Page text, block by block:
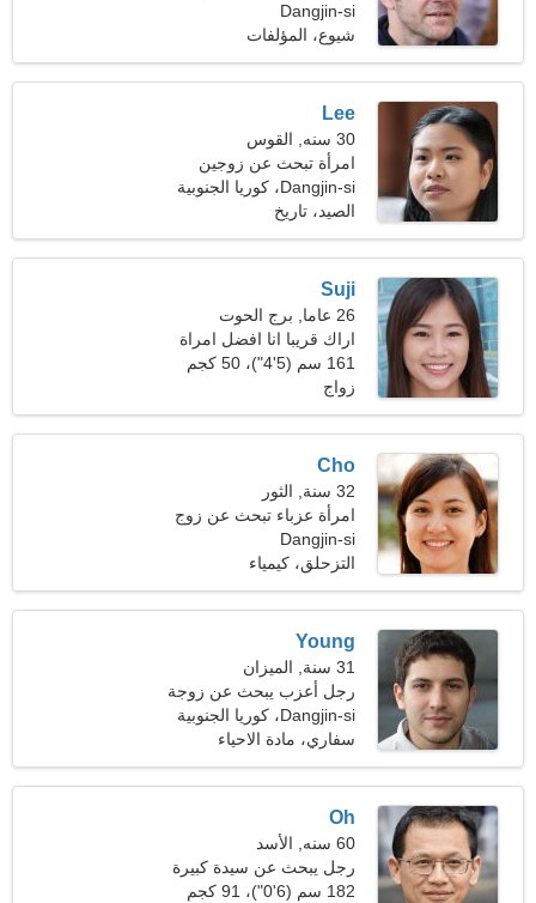
Dangjin-si
شيوع، المؤلفات
Lee
30 سنه, القوس
امرأة تبحث عن زوجين
Dangjin-si، كوريا الجنوبية
الصيد، تاريخ
Suji
26 عاما, برج الحوت
اراك قريبا انا افضل امراة
161 سم (5'4")، 50 كجم
(110 رطل)زواج
Cho
32 سنة, الثور
امرأة عزباء تبحث عن زوج
Dangjin-si
التزحلق، كيمياء
Young
31 سنة, الميزان
رجل أعزب يبحث عن زوجة
25-28
Dangjin-si، كوريا الجنوبية
سفاري، مادة الاحياء
Oh
60 سنه, الأسد
رجل يبحث عن سيدة كبيرة
182 سم (6'0")، 91 كجم